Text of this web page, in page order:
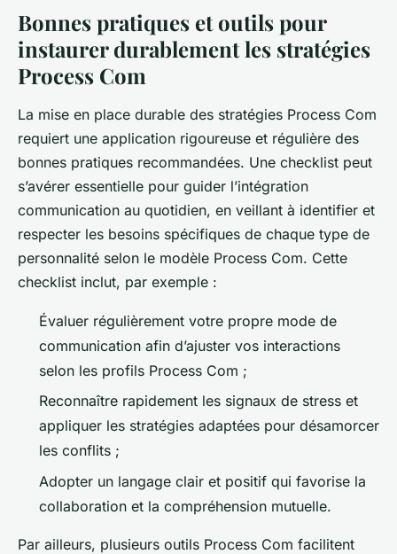
Bonnes pratiques et outils pour
instaurer durablement les stratégies
Process Com
La mise en place durable des stratégies Process Com
requiert une application rigoureuse et régulière des
bonnes pratiques recommandées. Une checklist peut
s’avérer essentielle pour guider l’intégration
communication au quotidien, en veillant à identifier et
respecter les besoins spécifiques de chaque type de
personnalité selon le modèle Process Com. Cette
checklist inclut, par exemple :
Évaluer régulièrement votre propre mode de
communication afin d’ajuster vos interactions
selon les profils Process Com ;
Reconnaître rapidement les signaux de stress et
appliquer les stratégies adaptées pour désamorcer
les conflits ;
Adopter un langage clair et positif qui favorise la
collaboration et la compréhension mutuelle.
Par ailleurs, plusieurs outils Process Com facilitent